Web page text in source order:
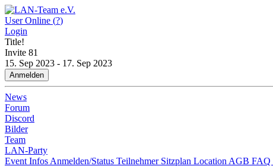
User Online (?)
Login
Title!
Invite 81
15. Sep 2023 - 17. Sep 2023
Anmelden
News
Forum
Discord
Bilder
Team
LAN-Party
Event Infos Anmelden/Status Teilnehmer Sitzplan Location AGB FAQ